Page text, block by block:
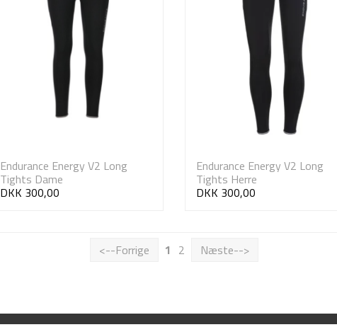
Endurance Energy V2 Long
Tights Dame
DKK 300,00
Endurance Energy V2 Long
Tights Herre
DKK 300,00
<--Forrige 1 2
Næste-->